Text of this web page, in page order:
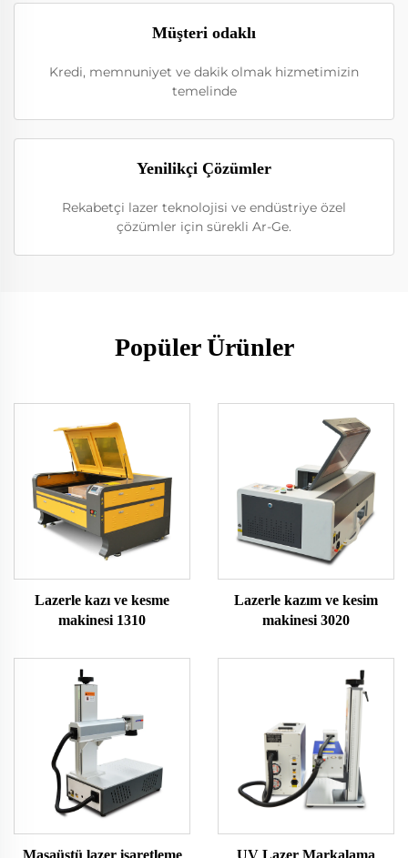
Müşteri odaklı
Kredi, memnuniyet ve dakik olmak hizmetimizin
temelinde
Yenilikçi Çözümler
Rekabetçi lazer teknolojisi ve endüstriye özel
çözümler için sürekli Ar-Ge.
Popüler Ürünler
Lazerle kazı ve kesme
makinesi 1310
Lazerle kazım ve kesim
makinesi 3020
Masaüstü lazer işaretleme
UV Lazer Markalama